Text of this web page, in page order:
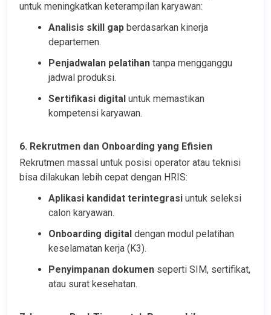
untuk meningkatkan keterampilan karyawan:
Analisis skill gap berdasarkan kinerja
departemen.
Penjadwalan pelatihan tanpa mengganggu
jadwal produksi.
Sertifikasi digital untuk memastikan
kompetensi karyawan.
6. Rekrutmen dan Onboarding yang Efisien
Rekrutmen massal untuk posisi operator atau teknisi
bisa dilakukan lebih cepat dengan HRIS:
Aplikasi kandidat terintegrasi untuk seleksi
calon karyawan.
Onboarding digital dengan modul pelatihan
keselamatan kerja (K3).
Penyimpanan dokumen seperti SIM, sertifikat,
atau surat kesehatan.